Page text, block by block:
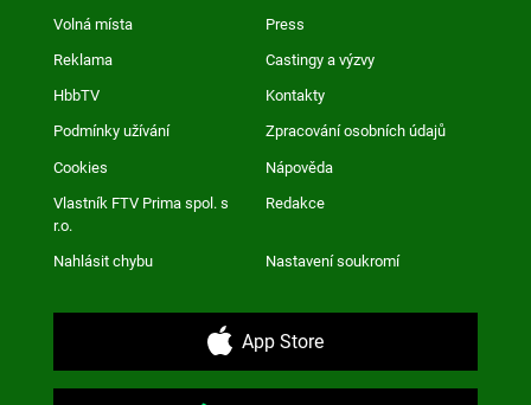
Volná místa Press
Reklama Castingy a výzvy
HbbTV Kontakty
Podmínky užívání Zpracování osobních údajů
Cookies Nápověda
Vlastník FTV Prima spol. s
r.o.
Redakce
Nahlásit chybu Nastavení soukromí
App Store